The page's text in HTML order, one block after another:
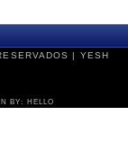
| YESH
BY: HELLO